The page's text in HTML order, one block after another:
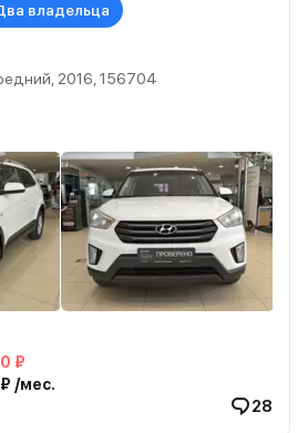
владельца
2016, 156704
₽
/мес.
28